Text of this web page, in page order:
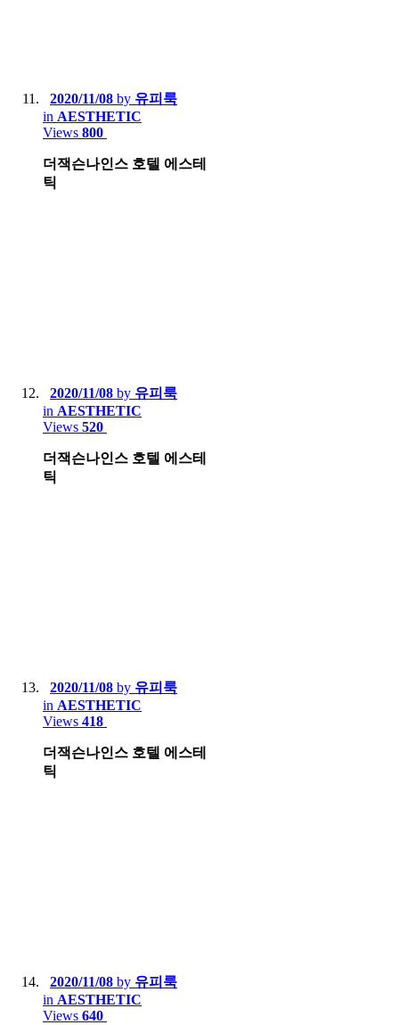
2020/11/08 by 유피룩
in AESTHETIC
Views 800
더잭슨나인스 호텔 에스테
틱
2020/11/08 by 유피룩
in AESTHETIC
Views 520
더잭슨나인스 호텔 에스테
틱
2020/11/08 by 유피룩
in AESTHETIC
Views 418
더잭슨나인스 호텔 에스테
틱
2020/11/08 by 유피룩
in AESTHETIC
Views 640